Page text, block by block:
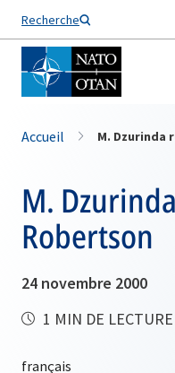
Recherche
Nom de famille*
Accueil M. Dzurinda
M.
Robertson
24 novembre 2000
1 MIN DE LECTURE